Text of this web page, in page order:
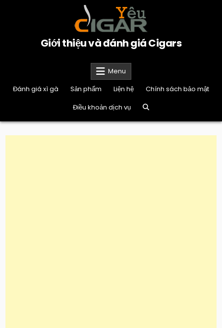
Giới thiệu và đánh giá Cigars
Menu
Đánh giá xì gà
Sản phẩm Liện hệ
Chính sách bảo mật
Điều khoản dịch vụ